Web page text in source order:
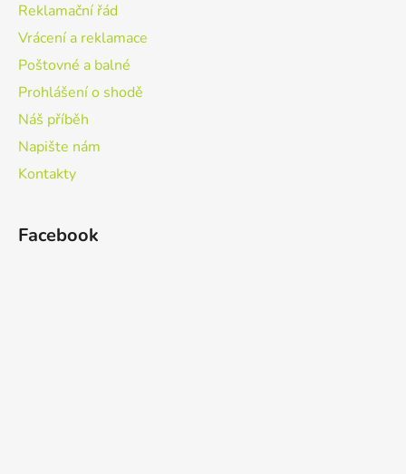
Reklamační řád
Vrácení a reklamace
Poštovné a balné
Prohlášení o shodě
Náš příběh
Napište nám
Kontakty
Facebook